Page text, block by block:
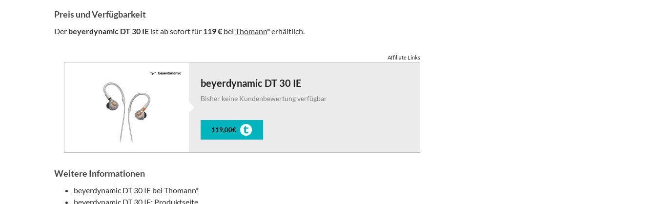
Preis und Verfügbarkeit
Der beyerdynamic DT 30 IE ist ab sofort für 119 € bei Thomann* erhältlich.
Affiliate Links
beyerdynamic DT 30 IE
Bisher keine Kundenbewertung verfügbar
119,00€
Weitere Informationen
beyerdynamic DT 30 IE bei Thomann*
beyerdynamic DT 30 IE: Produktseite